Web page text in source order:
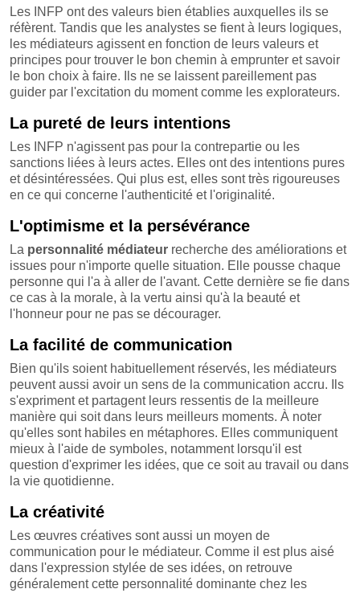
Les INFP ont des valeurs bien établies auxquelles ils se
réfèrent. Tandis que les analystes se fient à leurs logiques,
les médiateurs agissent en fonction de leurs valeurs et
principes pour trouver le bon chemin à emprunter et savoir
le bon choix à faire. Ils ne se laissent pareillement pas
guider par l'excitation du moment comme les explorateurs.
La pureté de leurs intentions
Les INFP n'agissent pas pour la contrepartie ou les
sanctions liées à leurs actes. Elles ont des intentions pures
et désintéressées. Qui plus est, elles sont très rigoureuses
en ce qui concerne l'authenticité et l'originalité.
L'optimisme et la persévérance
La personnalité médiateur recherche des améliorations et
issues pour n'importe quelle situation. Elle pousse chaque
personne qui l'a à aller de l'avant. Cette dernière se fie dans
ce cas à la morale, à la vertu ainsi qu'à la beauté et
l'honneur pour ne pas se décourager.
La facilité de communication
Bien qu'ils soient habituellement réservés, les médiateurs
peuvent aussi avoir un sens de la communication accru. Ils
s'expriment et partagent leurs ressentis de la meilleure
manière qui soit dans leurs meilleurs moments. À noter
qu'elles sont habiles en métaphores. Elles communiquent
mieux à l'aide de symboles, notamment lorsqu'il est
question d'exprimer les idées, que ce soit au travail ou dans
la vie quotidienne.
La créativité
Les œuvres créatives sont aussi un moyen de
communication pour le médiateur. Comme il est plus aisé
dans l'expression stylée de ses idées, on retrouve
généralement cette personnalité dominante chez les